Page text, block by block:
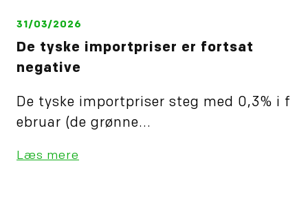
31/03/2026
De tyske importpriser er fortsat
negative
De tyske importpriser steg med 0,3% i f
ebruar (de grønne...
Læs mere